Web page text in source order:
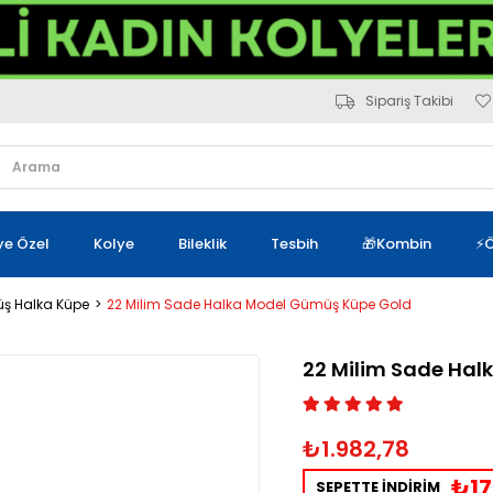
Sipariş Takibi
Özel Kolye Bileklik Tesbih 🎁Kombin
Halka Küpe 22 Milim Sade Halka Model Gümüş Küpe Gold
22 Milim Sade
₺1.982,78
SEPETTE İNDİRİM